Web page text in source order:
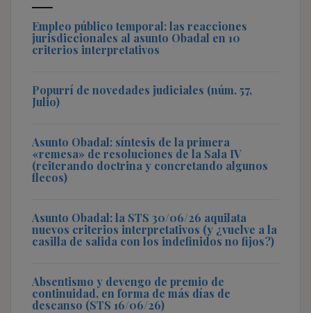
Empleo público temporal: las reacciones
jurisdiccionales al asunto Obadal en 10
criterios interpretativos
Popurrí de novedades judiciales (núm. 57,
Julio)
Asunto Obadal: síntesis de la primera
«remesa» de resoluciones de la Sala IV
(reiterando doctrina y concretando algunos
flecos)
Asunto Obadal: la STS 30/06/26 aquilata
nuevos criterios interpretativos (y ¿vuelve a la
casilla de salida con los indefinidos no fijos?)
Absentismo y devengo de premio de
continuidad, en forma de más días de
descanso (STS 16/06/26)